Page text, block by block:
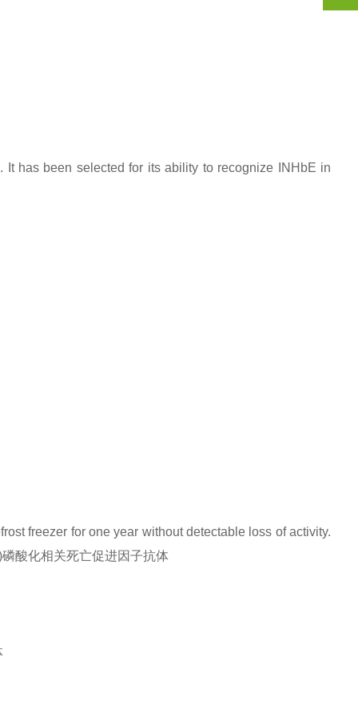
has been selected for its ability to recognize INHbE in
freezer for one year without detectable loss of activity.
酸化相关死亡促进因子抗体